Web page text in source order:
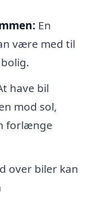
En
være med til
have bil
mod sol,
forlænge
over biler kan